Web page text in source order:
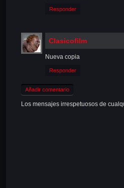
Responder
Clasicofilm
Nueva copia
Responder
Añadir comentario
Los mensajes irrespetuosos de